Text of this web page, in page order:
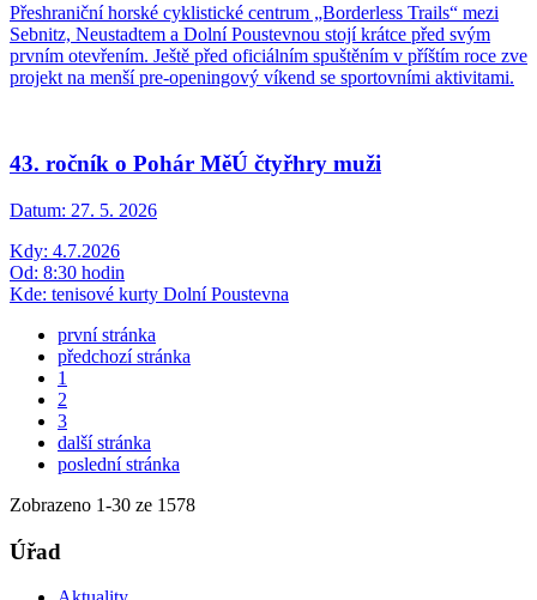
Přeshraniční horské cyklistické centrum „Borderless Trails“ mezi
Sebnitz, Neustadtem a Dolní Poustevnou stojí krátce před svým
prvním otevřením. Ještě před oficiálním spuštěním v příštím roce zve
projekt na menší pre-openingový víkend se sportovními aktivitami.
43. ročník o Pohár MěÚ čtyřhry muži
Datum: 27. 5. 2026
Kdy: 4.7.2026
Od: 8:30 hodin
Kde: tenisové kurty Dolní Poustevna
první stránka
předchozí stránka
1
2
3
další stránka
poslední stránka
Zobrazeno 1-30 ze 1578
Úřad